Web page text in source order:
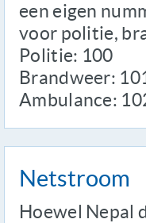
een eigen
voor politie,
Politie: 100
Brandweer:
Ambulance:
Netstroom
Hoewel Nepal